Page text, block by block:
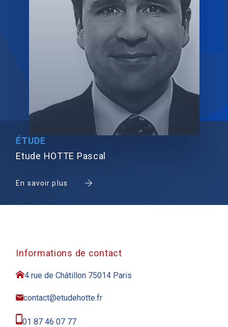
ÉTUDE
Etude HOTTE Pascal
En savoir plus
Informations de contact
4 rue de Châtillon 75014 Paris
contact@etudehotte.fr
01 87 46 07 77